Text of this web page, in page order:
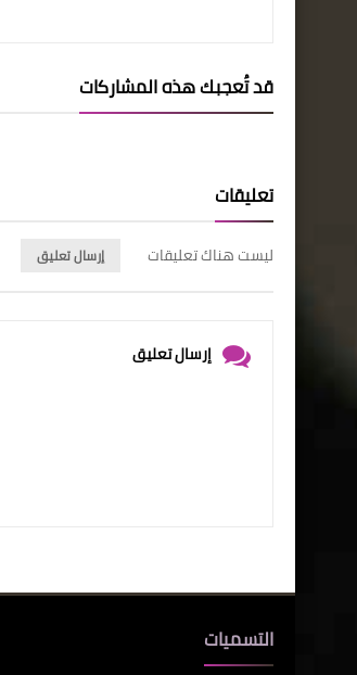
قد تُعجبك هذه المشاركات
تعليقات
ليست هناك تعليقات إرسال تعليق
إرسال تعليق
التسميات